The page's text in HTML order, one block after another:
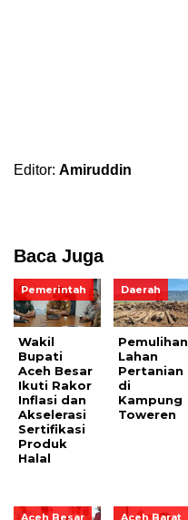
Editor: Amiruddin
Baca Juga
Pemerintah
Wakil
Bupati
Aceh Besar
Ikuti Rakor
Inflasi dan
Akselerasi
Sertifikasi
Produk
Halal
Daerah
Pemulihan
Lahan
Pertanian
di
Kampung
Toweren
Aceh Besar Aceh Barat